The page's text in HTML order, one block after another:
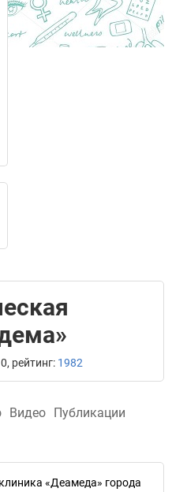
рейтинг: 1982
Видео Публикации
«Деамеда» города